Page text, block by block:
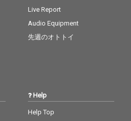
Live Report
Audio Equipment
先週のオトトイ
Help
Help Top